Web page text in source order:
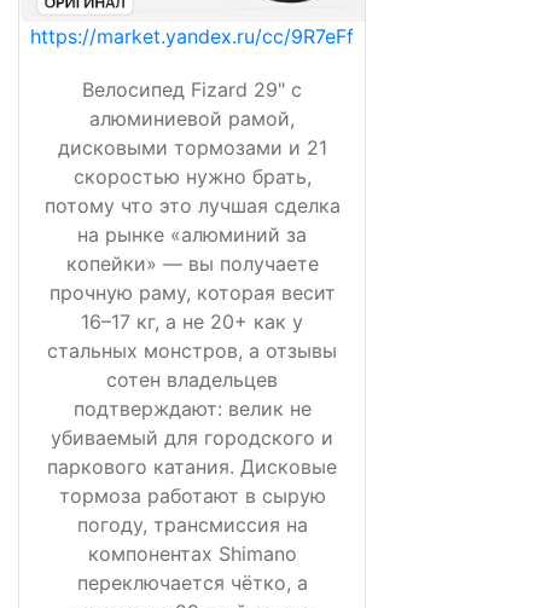
https://market.yandex.ru/cc/9R7eFf
Велосипед Fizard 29" с
алюминиевой рамой,
дисковыми тормозами и 21
скоростью нужно брать,
потому что это лучшая сделка
на рынке «алюминий за
копейки» — вы получаете
прочную раму, которая весит
16–17 кг, а не 20+ как у
стальных монстров, а отзывы
сотен владельцев
подтверждают: велик не
убиваемый для городского и
паркового катания. Дисковые
тормоза работают в сырую
погоду, трансмиссия на
компонентах Shimano
переключается чётко, а